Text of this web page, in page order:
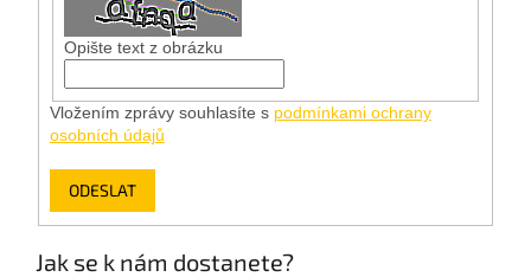
Opište text z obrázku
Vložením zprávy souhlasíte s podmínkami ochrany
osobních údajů
ODESLAT
Jak se k nám dostanete?